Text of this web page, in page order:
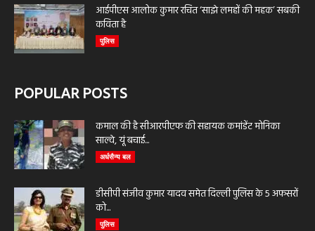
आईपीएस आलोक कुमार रचित ‘साझे लमहों की महक’ सबकी
कविता है
पुलिस
POPULAR POSTS
कमाल की है सीआरपीएफ की सहायक कमांडेंट मोनिका
साल्वे, यूं बचाई...
अर्धसैन्य बल
डीसीपी संजीव कुमार यादव समेत दिल्ली पुलिस के 5 अफसरों
को...
पुलिस